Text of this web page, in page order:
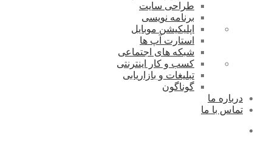
طراحی سایت
برنامه نویسی
اپلیکیشن موبایل
استارت آپ ها
شبکه های اجتماعی
کسب و کار اینترنتی
تبلیغات و بازاریابی
گوناگون
درباره ما
تماس با ما